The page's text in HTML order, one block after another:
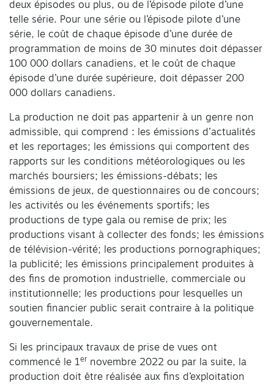
deux épisodes ou plus, ou de l’épisode pilote d’une
telle série. Pour une série ou l’épisode pilote d’une
série, le coût de chaque épisode d’une durée de
programmation de moins de 30 minutes doit dépasser
100 000 dollars canadiens, et le coût de chaque
épisode d’une durée supérieure, doit dépasser 200
000 dollars canadiens.
La production ne doit pas appartenir à un genre non
admissible, qui comprend : les émissions d’actualités
et les reportages; les émissions qui comportent des
rapports sur les conditions météorologiques ou les
marchés boursiers; les émissions-débats; les
émissions de jeux, de questionnaires ou de concours;
les activités ou les événements sportifs; les
productions de type gala ou remise de prix; les
productions visant à collecter des fonds; les émissions
de télévision-vérité; les productions pornographiques;
la publicité; les émissions principalement produites à
des fins de promotion industrielle, commerciale ou
institutionnelle; les productions pour lesquelles un
soutien financier public serait contraire à la politique
gouvernementale.
Si les principaux travaux de prise de vues ont
commencé le 1er novembre 2022 ou par la suite, la
production doit être réalisée aux fins d’exploitation